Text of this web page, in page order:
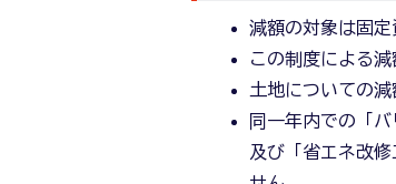
減額の対象は固定
この制度による
土地についての減
同一年内での「
及び「省エネ改